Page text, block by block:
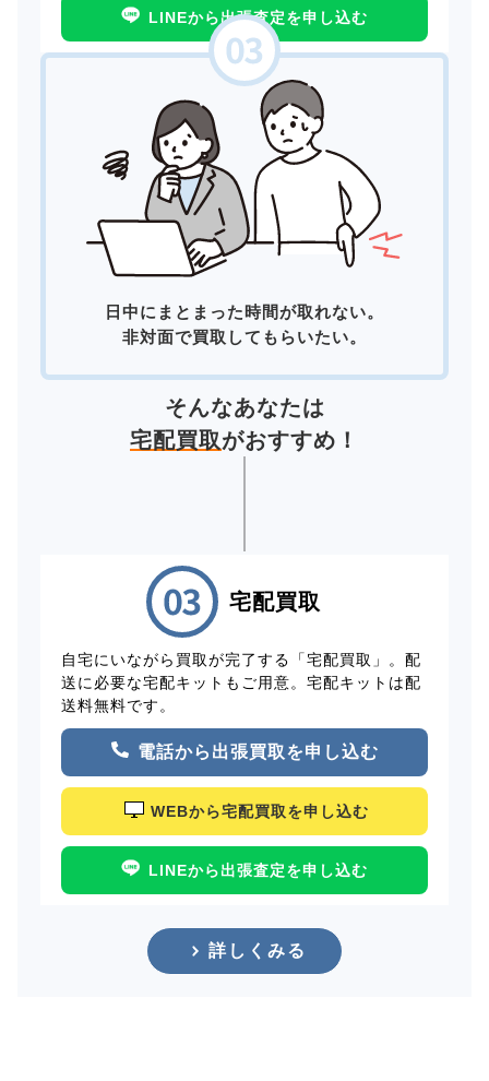
LINEから出張査定を申し込む
日中にまとまった時間が取れない。
非対面で買取してもらいたい。
そんなあなたは
宅配買取がおすすめ！
宅配買取
自宅にいながら買取が完了する「宅配買取」。配
送に必要な宅配キットもご用意。宅配キットは配
送料無料です。
電話から出張買取を申し込む
WEBから宅配買取を申し込む
LINEから出張査定を申し込む
詳しくみる